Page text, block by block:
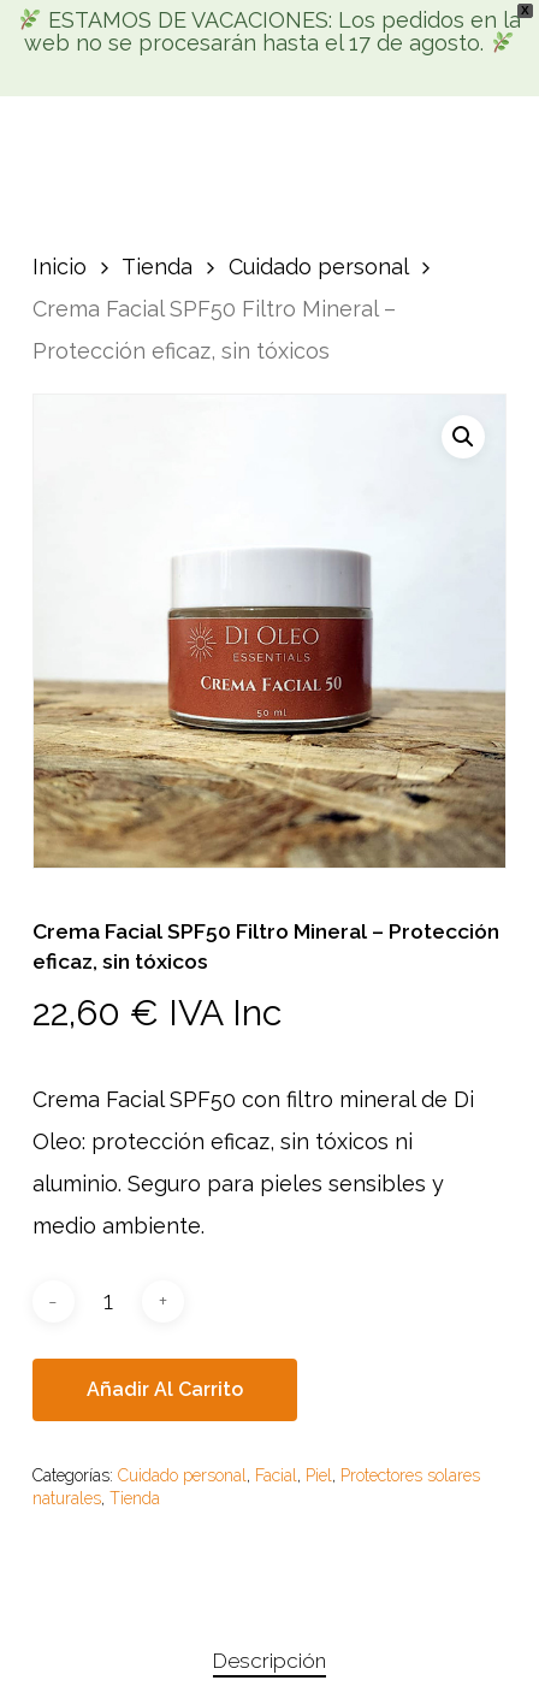
X
ESTAMOS DE VACACIONES: Los pedidos en la
web no se procesarán hasta el 17 de agosto.
Skip
mainBúsqueda
searchaccount
Inicio Tienda
Cuidado personal
Crema Facial SPF50 Filtro Mineral –
Protección eficaz, sin tóxicos
Crema Facial SPF50 Filtro Mineral – Protección
eficaz, sin tóxicos
22,60 € IVA Inc
Crema Facial SPF50 con filtro mineral de Di
Oleo: protección eficaz, sin tóxicos ni
aluminio. Seguro para pieles sensibles y
medio ambiente.
Añadir Al Carrito
Categorías: Cuidado personal, Facial, Piel, Protectores solares
naturales, Tienda
Descripción